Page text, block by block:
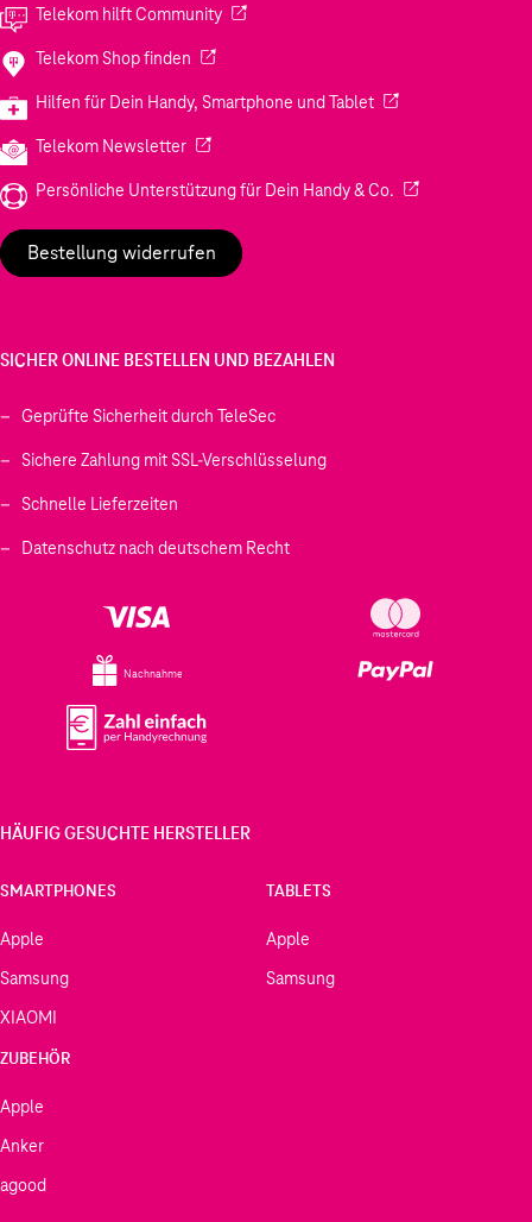
Telekom hilft Community(Wird in einem neuen Tab geöffnet)
Telekom Shop finden (Wird in einem neuen Tab geöffnet)
Hilfen für Dein Handy, Smartphone und Tablet(Wird in einem
Telekom Newsletter(Wird in einem neuen Tab geöffnet)
Persönliche Unterstützung für Dein Handy & Co. (Wird in einem
Bestellung widerrufen
SICHER ONLINE BESTELLEN UND BEZAHLEN
Geprüfte Sicherheit durch TeleSec
Sichere Zahlung mit SSL-Verschlüsselung
Schnelle Lieferzeiten
Datenschutz nach deutschem Recht
Nachnahme
HÄUFIG GESUCHTE HERSTELLER
SMARTPHONES
Apple
Samsung
XIAOMI
TABLETS
Apple
Samsung
ZUBEHÖR
Apple
Anker
agood